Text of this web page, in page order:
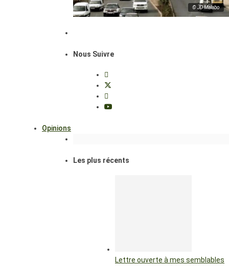
© JD Malabo
Nous Suivre
Opinions
Les plus récents
Lettre ouverte à mes semblables